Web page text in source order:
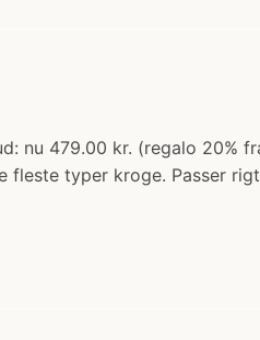
nu 479.00 kr. (regalo 20%
fleste typer kroge. Passer